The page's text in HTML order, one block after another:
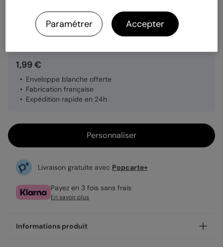
Quantité Échantillon personnalisé
1,99 €
Enveloppe blanche offerte
Fabrication française
Expédition rapide en 24h
Personnaliser
Livraison gratuite avec Popcarte+
Payez en 3 fois sans frais
En savoir plus
Informations produit
Paramétrer Accepter